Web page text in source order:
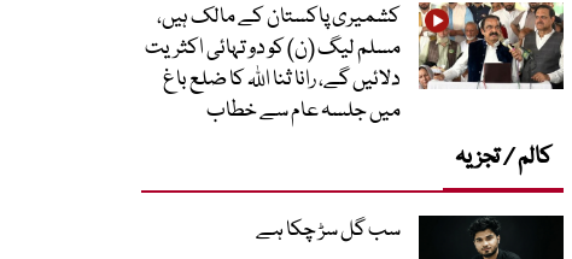
کشمیری پاکستان کے مالک ہیں،
مسلم لیگ (ن) کو دو تہائی اکثریت
دلائیں گے، رانا ثنا اللہ کا ضلع باغ
میں جلسہ عام سے خطاب
کالم / تجزیہ
سب گل سڑ چکا ہے